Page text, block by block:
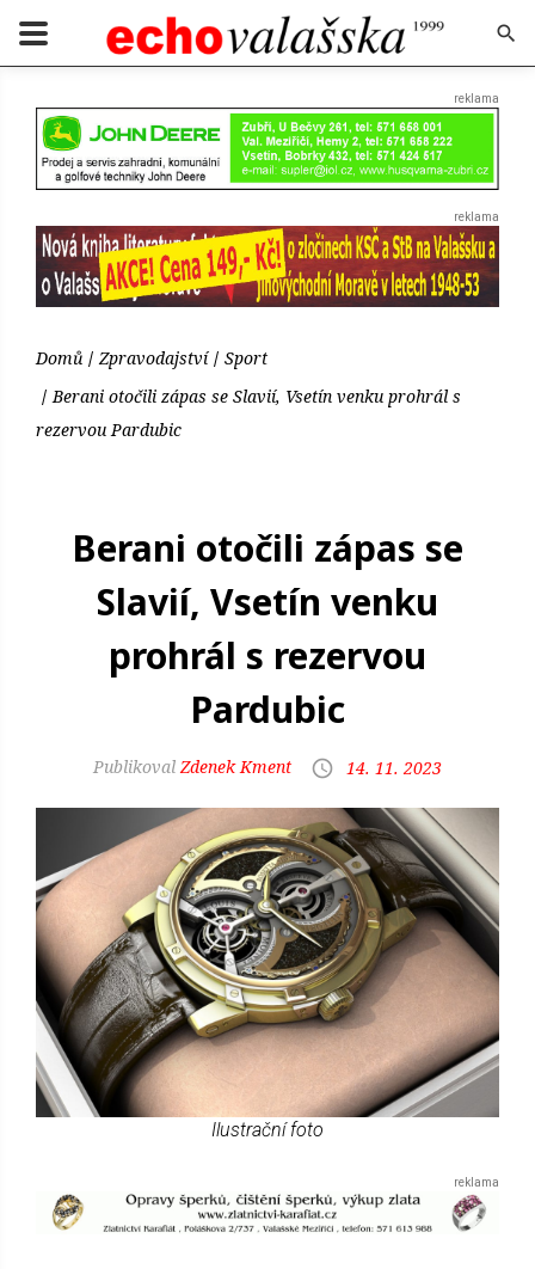
Domů Zpravodajství
Sport
Berani otočili zápas se Slavií, Vsetín venku prohrál s
rezervou Pardubic
Berani otočili zápas se
Slavií, Vsetín venku
prohrál s rezervou
Pardubic
Zdenek Kment 14. 11. 2023
Ilustrační foto